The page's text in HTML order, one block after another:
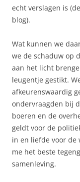
echt verslagen is
blog).
Wat kunnen we
we de schaduw op
aan het licht
leugentje gestikt.
afkeurenswaardig
ondervraagden bij
boeren en de
geldt voor de
in en liefde voor
me het beste
samenleving.